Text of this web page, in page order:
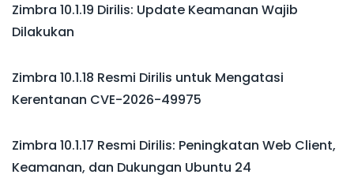
Zimbra 10.1.19 Dirilis: Update Keamanan Wajib
Dilakukan
Zimbra 10.1.18 Resmi Dirilis untuk Mengatasi
Kerentanan CVE-2026-49975
Zimbra 10.1.17 Resmi Dirilis: Peningkatan Web Client,
Keamanan, dan Dukungan Ubuntu 24